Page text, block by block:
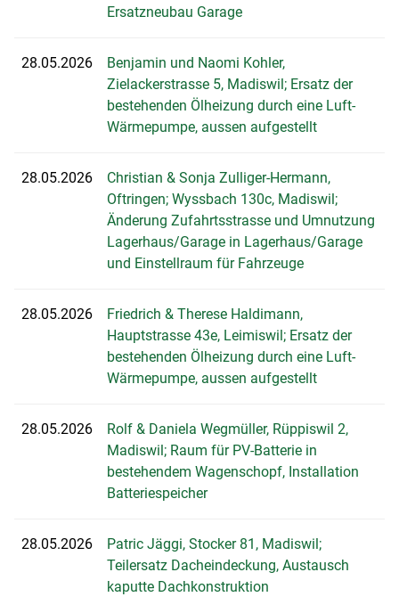
Ersatzneubau Garage
28.05.2026
Benjamin und Naomi Kohler,
Zielackerstrasse 5, Madiswil; Ersatz der
bestehenden Ölheizung durch eine Luft-
Wärmepumpe, aussen aufgestellt
28.05.2026
Christian & Sonja Zulliger-Hermann,
Oftringen; Wyssbach 130c, Madiswil;
Änderung Zufahrtsstrasse und Umnutzung
Lagerhaus/Garage in Lagerhaus/Garage
und Einstellraum für Fahrzeuge
28.05.2026
Friedrich & Therese Haldimann,
Hauptstrasse 43e, Leimiswil; Ersatz der
bestehenden Ölheizung durch eine Luft-
Wärmepumpe, aussen aufgestellt
28.05.2026
Rolf & Daniela Wegmüller, Rüppiswil 2,
Madiswil; Raum für PV-Batterie in
bestehendem Wagenschopf, Installation
Batteriespeicher
28.05.2026
Patric Jäggi, Stocker 81, Madiswil;
Teilersatz Dacheindeckung, Austausch
kaputte Dachkonstruktion